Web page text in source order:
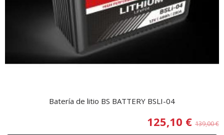
Batería de litio BS BATTERY BSLI-04
125,10 € 139,00 €